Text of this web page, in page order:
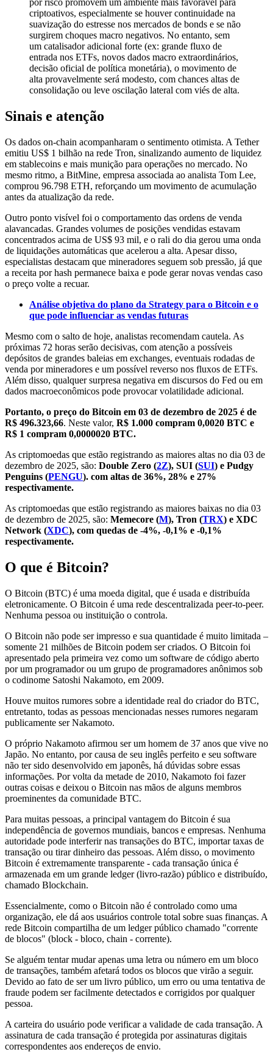
por risco promovem um ambiente mais favorável para
criptoativos, especialmente se houver continuidade na
suavização do estresse nos mercados de bonds e se não
surgirem choques macro negativos. No entanto, sem
um catalisador adicional forte (ex: grande fluxo de
entrada nos ETFs, novos dados macro extraordinários,
decisão oficial de política monetária), o movimento de
alta provavelmente será modesto, com chances altas de
consolidação ou leve oscilação lateral com viés de alta.
Sinais e atenção
Os dados on-chain acompanharam o sentimento otimista. A Tether
emitiu US$ 1 bilhão na rede Tron, sinalizando aumento de liquidez
em stablecoins e mais munição para operações no mercado. No
mesmo ritmo, a BitMine, empresa associada ao analista Tom Lee,
comprou 96.798 ETH, reforçando um movimento de acumulação
antes da atualização da rede.
Outro ponto visível foi o comportamento das ordens de venda
alavancadas. Grandes volumes de posições vendidas estavam
concentrados acima de US$ 93 mil, e o rali do dia gerou uma onda
de liquidações automáticas que acelerou a alta. Apesar disso,
especialistas destacam que mineradores seguem sob pressão, já que
a receita por hash permanece baixa e pode gerar novas vendas caso
o preço volte a recuar.
Análise objetiva do plano da Strategy para o Bitcoin e o
que pode influenciar as vendas futuras
Mesmo com o salto de hoje, analistas recomendam cautela. As
próximas 72 horas serão decisivas, com atenção a possíveis
depósitos de grandes baleias em exchanges, eventuais rodadas de
venda por mineradores e um possível reverso nos fluxos de ETFs.
Além disso, qualquer surpresa negativa em discursos do Fed ou em
dados macroeconômicos pode provocar volatilidade adicional.
Portanto, o preço do Bitcoin em 03 de dezembro de 2025 é de
R$ 496.323,66. Neste valor, R$ 1.000 compram 0,0020 BTC e
R$ 1 compram 0,0000020 BTC.
As criptomoedas que estão registrando as maiores altas no dia 03 de
dezembro de 2025, são: Double Zero (2Z), SUI (SUI) e Pudgy
Penguins (PENGU). com altas de 36%, 28% e 27%
respectivamente.
As criptomoedas que estão registrando as maiores baixas no dia 03
de dezembro de 2025, são: Memecore (M), Tron (TRX) e XDC
Network (XDC), com quedas de -4%, -0,1% e -0,1%
respectivamente.
O que é Bitcoin?
O Bitcoin (BTC) é uma moeda digital, que é usada e distribuída
eletronicamente. O Bitcoin é uma rede descentralizada peer-to-peer.
Nenhuma pessoa ou instituição o controla.
O Bitcoin não pode ser impresso e sua quantidade é muito limitada –
somente 21 milhões de Bitcoin podem ser criados. O Bitcoin foi
apresentado pela primeira vez como um software de código aberto
por um programador ou um grupo de programadores anônimos sob
o codinome Satoshi Nakamoto, em 2009.
Houve muitos rumores sobre a identidade real do criador do BTC,
entretanto, todas as pessoas mencionadas nesses rumores negaram
publicamente ser Nakamoto.
O próprio Nakamoto afirmou ser um homem de 37 anos que vive no
Japão. No entanto, por causa de seu inglês perfeito e seu software
não ter sido desenvolvido em japonês, há dúvidas sobre essas
informações. Por volta da metade de 2010, Nakamoto foi fazer
outras coisas e deixou o Bitcoin nas mãos de alguns membros
proeminentes da comunidade BTC.
Para muitas pessoas, a principal vantagem do Bitcoin é sua
independência de governos mundiais, bancos e empresas. Nenhuma
autoridade pode interferir nas transações do BTC, importar taxas de
transação ou tirar dinheiro das pessoas. Além disso, o movimento
Bitcoin é extremamente transparente - cada transação única é
armazenada em um grande ledger (livro-razão) público e distribuído,
chamado Blockchain.
Essencialmente, como o Bitcoin não é controlado como uma
organização, ele dá aos usuários controle total sobre suas finanças. A
rede Bitcoin compartilha de um ledger público chamado "corrente
de blocos" (block - bloco, chain - corrente).
Se alguém tentar mudar apenas uma letra ou número em um bloco
de transações, também afetará todos os blocos que virão a seguir.
Devido ao fato de ser um livro público, um erro ou uma tentativa de
fraude podem ser facilmente detectados e corrigidos por qualquer
pessoa.
A carteira do usuário pode verificar a validade de cada transação. A
assinatura de cada transação é protegida por assinaturas digitais
correspondentes aos endereços de envio.